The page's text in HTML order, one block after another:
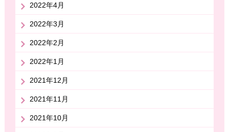
2022年4月
2022年3月
2022年2月
2022年1月
2021年12月
2021年11月
2021年10月